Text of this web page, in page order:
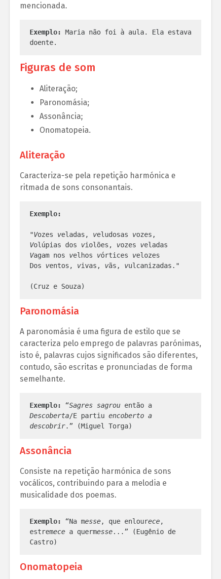
mencionada.
Exemplo: Maria não foi à aula. Ela estava
doente.
Figuras de som
Aliteração;
Paronomásia;
Assonância;
Onomatopeia.
Aliteração
Caracteriza-se pela repetição harmónica e
ritmada de sons consonantais.
Exemplo:
"Vozes veladas, veludosas v
Volúpias dos violões, vozes v
Vagam nos velhos vórtices velozes
Dos ventos, vivas, vãs, vulcanizadas."
(Cruz e Souza)
Paronomásia
A paronomásia é uma figura de estilo que se
caracteriza pelo emprego de palavras parónimas,
isto é, palavras cujos significados são diferentes,
contudo, são escritas e pronunciadas de forma
semelhante.
Exemplo: “Sagres sagrou
Descoberta/E partiu encoberto a
descobrir.” (Miguel Torga)
Assonância
Consiste na repetição harmónica de sons
vocálicos, contribuindo para a melodia e
musicalidade dos poemas.
Exemplo: “Na messe, que enlourece,
estremece a quermesse...” (Eugênio de
Castro)
Onomatopeia